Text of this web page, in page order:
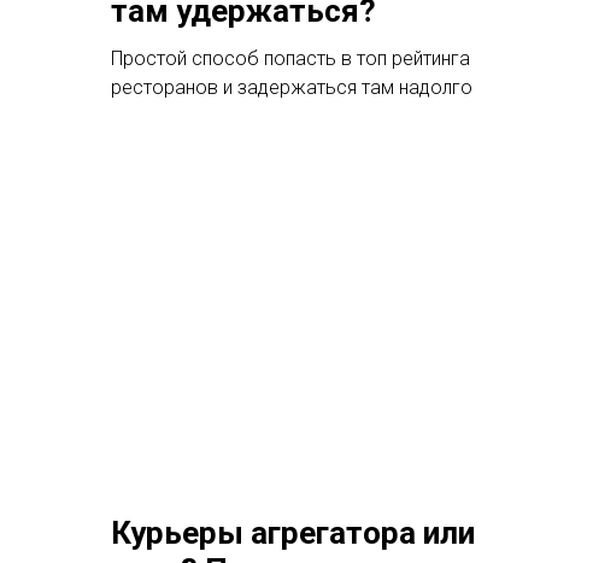
там удержаться?
Простой способ попасть в топ рейтинга
ресторанов и задержаться там надолго
Курьеры агрегатора или